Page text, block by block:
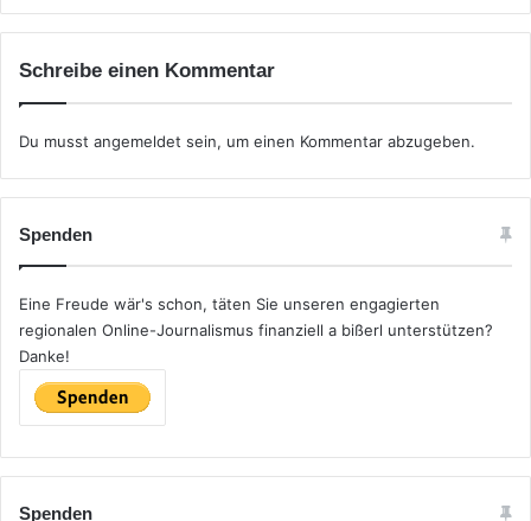
Schreibe einen Kommentar
Du musst angemeldet sein, um einen Kommentar abzugeben.
Spenden
Eine Freude wär's schon, täten Sie unseren engagierten
regionalen Online-Journalismus finanziell a bißerl unterstützen?
Danke!
Spenden